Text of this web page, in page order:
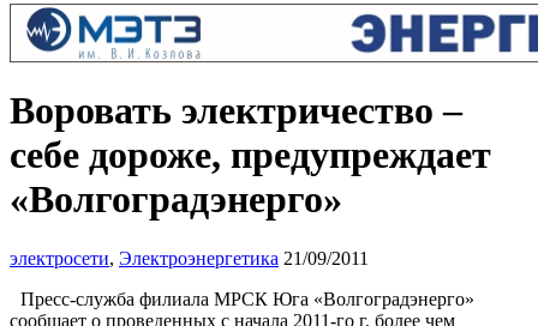
Воровать электричество –
себе дороже, предупреждает
«Волгоградэнерго»
электросети, Электроэнергетика 21/09/2011
Пресс-служба филиала МРСК Юга «Волгоградэнерго»
сообщает о проведенных с начала 2011-го г. более чем